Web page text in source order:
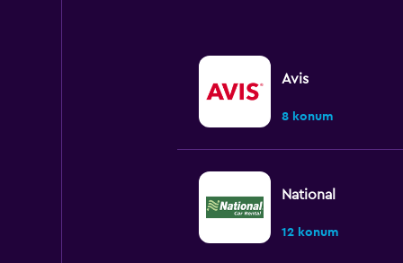
Avis
8 konum
National
12 konum